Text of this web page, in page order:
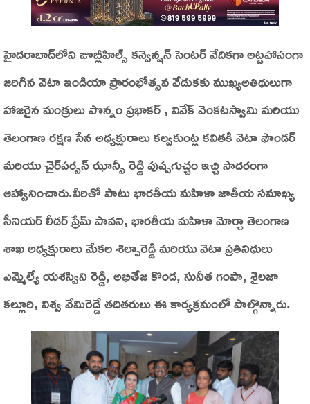
హైదరాబాద్‌లోని జూబ్లీహిల్స్ కన్వెన్షన్ సెంటర్‌ వేదికగా అట్టహాసంగా
జరిగిన వెటా ఇండియా ప్రారంభోత్సవ వేడుకకు ముఖ్యఅతిథులుగా
హాజరైన మంత్రులు పొన్నం ప్రభాకర్ , వివేక్ వెంకటస్వామి మరియు
తెలంగాణ రక్షణ సేన అధ్యక్షురాలు కల్వకుంట్ల కవితకి వెటా ఫౌండర్
మరియు చైర్‌పర్సన్ ఝాన్సీ రెడ్డి పుష్పగుచ్చం ఇచ్చి సాదరంగా
ఆహ్వానించారు.వీరితో పాటు భారతీయ మహిళా జాతీయ సమాఖ్య
సీనియర్ లీడర్ ప్రేమ్ పావని, భారతీయ మహిళా మోర్చా తెలంగాణ
శాఖ అధ్యక్షురాలు మేకల శిల్పారెడ్డి మరియు వెటా ప్రతినిధులు
ఎమ్మెల్యే యశస్విని రెడ్డి, అభితేజ కొండ, సునీత గంపా, శైలజా
కల్లూరి, విశ్వ వేమిరెడ్డే తదితరులు ఈ కార్యక్రమంలో పాల్గొన్నారు.